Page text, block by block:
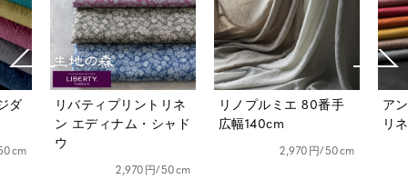
ダ
リバティプリントリネ
ン エディナム・シャド
ウ
2,970円/50cm
リノプルミエ 80番手
広幅140cm
2,970円/50cm
ア
リ